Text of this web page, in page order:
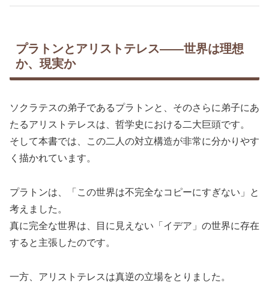
プラトンとアリストテレス――世界は理想
か、現実か
ソクラテスの弟子であるプラトンと、そのさらに弟子にあ
たるアリストテレスは、哲学史における二大巨頭です。
そして本書では、この二人の対立構造が非常に分かりやす
く描かれています。
プラトンは、「この世界は不完全なコピーにすぎない」と
考えました。
真に完全な世界は、目に見えない「イデア」の世界に存在
すると主張したのです。
一方、アリストテレスは真逆の立場をとりました。